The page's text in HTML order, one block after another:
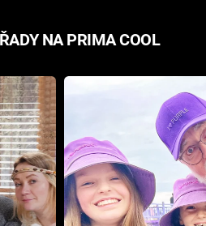
NA PRIMA COOL